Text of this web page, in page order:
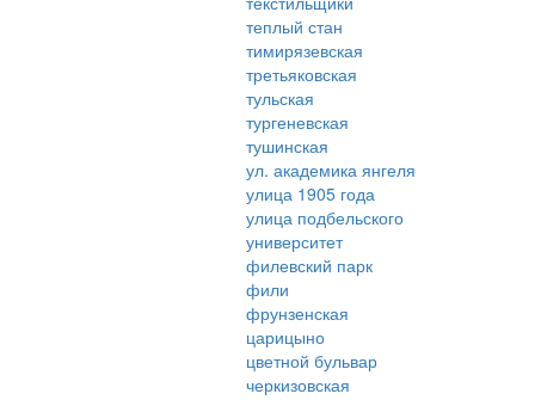
теплый стан
тимирязевская
третьяковская
тульская
тургеневская
тушинская
ул. академика янгеля
улица 1905 года
улица подбельского
университет
филевский парк
фили
фрунзенская
царицыно
цветной бульвар
черкизовская